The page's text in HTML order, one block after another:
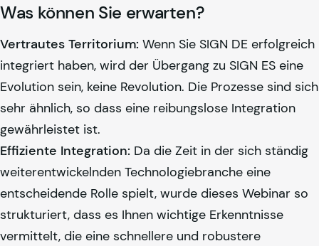
Was können Sie erwarten?
Vertrautes Territorium: Wenn Sie SIGN DE erfolgreich
integriert haben, wird der Übergang zu SIGN ES eine
Evolution sein, keine Revolution. Die Prozesse sind sich
sehr ähnlich, so dass eine reibungslose Integration
gewährleistet ist.
Effiziente Integration: Da die Zeit in der sich ständig
weiterentwickelnden Technologiebranche eine
entscheidende Rolle spielt, wurde dieses Webinar so
strukturiert, dass es Ihnen wichtige Erkenntnisse
vermittelt, die eine schnellere und robustere